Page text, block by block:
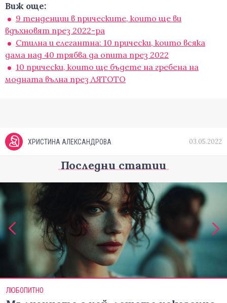
Виж още:
9 тенденции в прическите, които ще ви
вдъхновят през 2022-ра
Стилна и елегантна: 10 прически, които всяка
дама над 40 трябва да опита през 2022
10 прически, които ще бъдете на гребена на
модната вълна през ЛЯТОТО
ХРИСТИНА АЛЕКСАНДРОВА 03.05.2022
Последни статии
ЛЮБОПИТНО